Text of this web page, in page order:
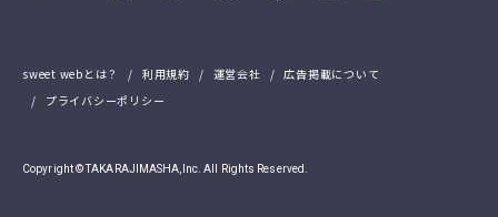
sweet webとは？ 利用規約 運営会社
広告掲載について
プライバシーポリシー
Copyright © TAKARAJIMASHA,Inc. All Rights Reserved.